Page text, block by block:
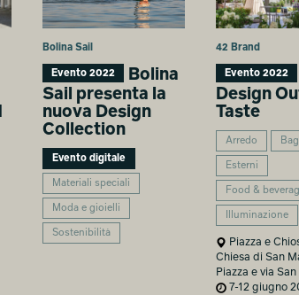
Bolina Sail
Evento 2022
Bolina
Sail presenta la
nuova Design
Collection
Evento digitale
Materiali speciali
Moda e gioielli
Sostenibilità
42 Brand
Evento 2022
Design
Taste
Arredo
Esterni
Food &
Illuminazione
Piazza e
Chiesa di San
Piazza e via
7-12 giugno